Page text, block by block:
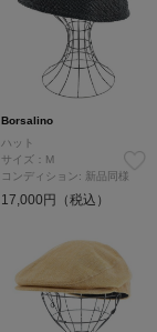
Borsalino
ハット
サイズ：M
コンディション: 新品同様
17,000円（税込）